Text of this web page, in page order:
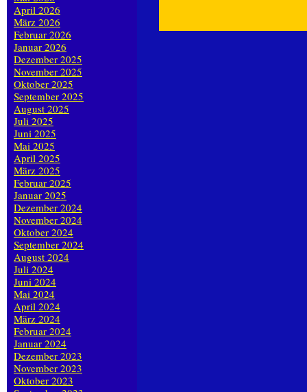
April 2026
März 2026
Februar 2026
Januar 2026
Dezember 2025
November 2025
Oktober 2025
September 2025
August 2025
Juli 2025
Juni 2025
Mai 2025
April 2025
März 2025
Februar 2025
Januar 2025
Dezember 2024
November 2024
Oktober 2024
September 2024
August 2024
Juli 2024
Juni 2024
Mai 2024
April 2024
März 2024
Februar 2024
Januar 2024
Dezember 2023
November 2023
Oktober 2023